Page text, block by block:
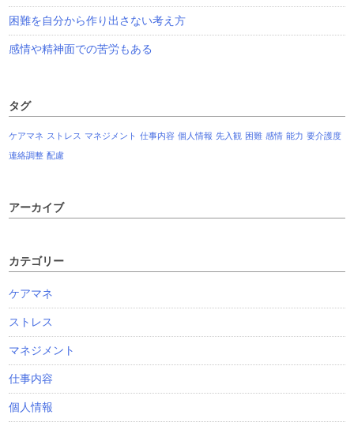
困難を自分から作り出さない考え方
感情や精神面での苦労もある
タグ
ケアマネ ストレス マネジメント 仕事内容 個人情報 先入観 困難 感情 能力 要介護度
連絡調整 配慮
アーカイブ
カテゴリー
ケアマネ
ストレス
マネジメント
仕事内容
個人情報